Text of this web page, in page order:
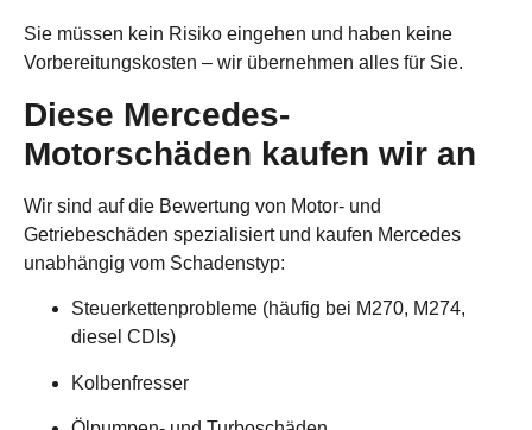
Sie müssen kein Risiko eingehen und haben keine
Vorbereitungskosten – wir übernehmen alles für Sie.
Diese Mercedes-
Motorschäden kaufen wir an
Wir sind auf die Bewertung von Motor- und
Getriebeschäden spezialisiert und kaufen Mercedes
unabhängig vom Schadenstyp:
Steuerkettenprobleme (häufig bei M270, M274,
diesel CDIs)
Kolbenfresser